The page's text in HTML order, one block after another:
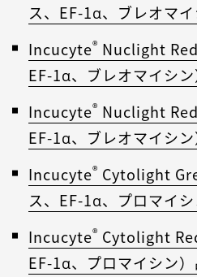
ス、EF-1α、ブレオマ
Incucyte® Nuclight Red
EF-1α、ブレオマイシ
Incucyte® Nuclight Red
EF-1α、ブレオマイシ
Incucyte® Cytolight
ス、EF-1α、プロマイ
Incucyte® Cytolight
EF-1α、プロマイシン